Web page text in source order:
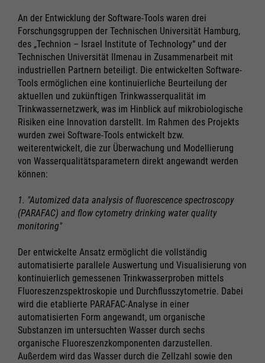
An der Entwicklung der Software-Tools waren drei
Forschungsgruppen der Technischen Universität Hamburg,
des „Technion – Israel Institute of Technology“ und der
Technischen Universität Ilmenau in Zusammenarbeit mit
industriellen Partnern beteiligt. Die entwickelten Software-
Tools ermöglichen eine kontinuierliche Beurteilung der
aktuellen und zukünftigen Trinkwasserqualität im
Trinkwassernetzwerk, was im Hinblick auf mikrobiologische
Risiken eine Innovation darstellt. Im Rahmen des Projekts
wurden zwei Software-Tools entwickelt bzw.
weiterentwickelt, die zur Überwachung und Modellierung
von Wasserqualitätsparametern direkt angewandt werden
können:
1. "Automized data analysis of fluorescence spectroscopy
(PARAFAC) and flow cytometry drinking water quality
monitoring"
Der entwickelte Ansatz ermöglicht die vollständig
automatisierte parallele Auswertung und Visualisierung von
kontinuierlich gemessenen Trinkwasserproben mittels
Fluoreszenzspektroskopie und Durchflusszytometrie. Dabei
wird die etablierte PARAFAC-Analyse in einer
automatisierten Form angewandt, um organische
Substanzen im untersuchten Wasser durch sechs
organische Fluoreszenzkomponenten darzustellen.
Außerdem wird das Wasser durch die Zellzahl sowie den